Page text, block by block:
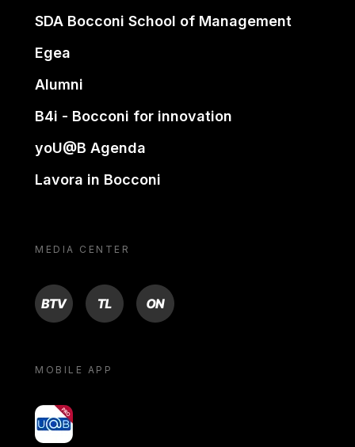
SDA Bocconi School of Management
Egea
Alumni
B4i - Bocconi for innovation
yoU@B Agenda
Lavora in Bocconi
MEDIA CENTER
BTV TL ON
MOBILE APP
yoU@B